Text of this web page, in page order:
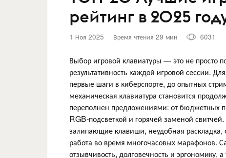
рейтинг в 2025
1 Ноя 2025 Время чтения 29 мин 6031
Выбор игровой клавиатуры — это не просто
результативность каждой игровой сессии.
первые шаги в киберспорте, до опытных
механическая клавиатура становится
переполнен предложениями: от бюджетных
RGB-подсветкой и горячей заменой
залипающие клавиши, неудобная раскладка,
работа во время многочасовых марафонов.
отзывчивость, долговечность и эргономику,